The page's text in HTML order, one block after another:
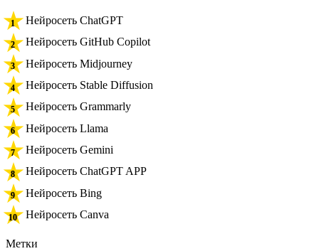
Нейросеть ChatGPT
Нейросеть GitHub Copilot
Нейросеть Midjourney
Нейросеть Stable Diffusion
Нейросеть Grammarly
Нейросеть Llama
Нейросеть Gemini
Нейросеть ChatGPT APP
Нейросеть Bing
Нейросеть Canva
Метки